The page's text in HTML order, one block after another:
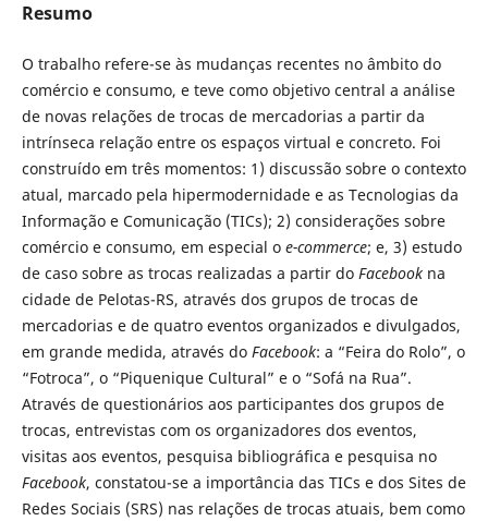
Resumo
O trabalho refere-se às mudanças recentes no âmbito do
comércio e consumo, e teve como objetivo central a análise
de novas relações de trocas de mercadorias a partir da
intrínseca relação entre os espaços virtual e concreto. Foi
construído em três momentos: 1) discussão sobre o contexto
atual, marcado pela hipermodernidade e as Tecnologias da
Informação e Comunicação (TICs); 2) considerações sobre
comércio e consumo, em especial o e-commerce; e, 3) estudo
de caso sobre as trocas realizadas a partir do Facebookna
cidade de Pelotas-RS, através dos grupos de trocas de
mercadorias e de quatro eventos organizados e divulgados,
em grande medida, através do Facebook: a “Feira do Rolo”, o
“Fotroca”, o “Piquenique Cultural” e o “Sofá na Rua”.
Através de questionários aos participantes dos grupos de
trocas, entrevistas com os organizadores dos eventos,
visitas aos eventos, pesquisa bibliográfica e pesquisa no
Facebook, constatou-se a importância das TICs e dos Sites de
Redes Sociais (SRS) nas relações de trocas atuais, bem como